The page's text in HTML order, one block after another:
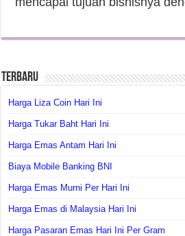
Terbaru
Harga Liza Coin Hari Ini
Harga Tukar Baht Hari Ini
Harga Emas Antam Hari Ini
Biaya Mobile Banking BNI
Harga Emas Murni Per Hari Ini
Harga Emas di Malaysia Hari Ini
Harga Pasaran Emas Hari Ini Per Gram